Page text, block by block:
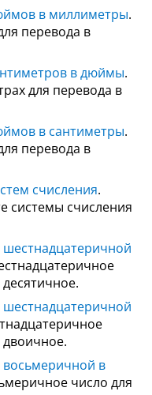
в миллиметры.
перевода в
в дюймы.
для перевода в
в сантиметры.
перевода в
счисления.
системы счисления
шестнадцатеричной
шестнадцатеричной
двоичное.
восьмеричной в
число для